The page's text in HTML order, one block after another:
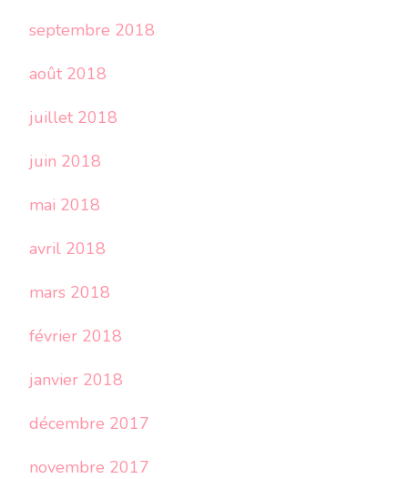
septembre 2018
août 2018
juillet 2018
juin 2018
mai 2018
avril 2018
mars 2018
février 2018
janvier 2018
décembre 2017
novembre 2017